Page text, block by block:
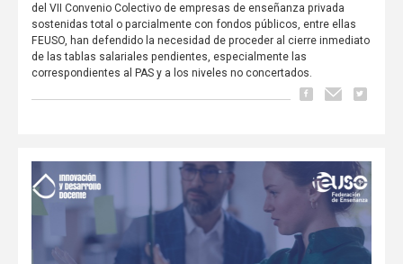
del VII Convenio Colectivo de empresas de enseñanza privada
sostenidas total o parcialmente con fondos públicos, entre ellas
FEUSO, han defendido la necesidad de proceder al cierre inmediato
de las tablas salariales pendientes, especialmente las
correspondientes al PAS y a los niveles no concertados.